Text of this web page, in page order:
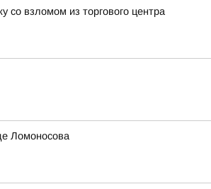
со взломом из торгового центра
Ломоносова